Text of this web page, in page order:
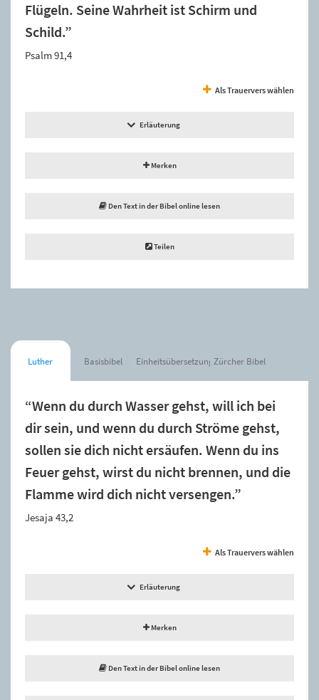
Flügeln. Seine Wahrheit ist Schirm und
Schild.”
Psalm 91,4
Als Trauervers wählen
Erläuterung
Merken
Den Text in der Bibel online lesen
Teilen
Luther Basisbibel Einheitsübersetzung Zürcher Bibel
“Wenn du durch Wasser gehst, will ich bei
dir sein, und wenn du durch Ströme gehst,
sollen sie dich nicht ersäufen. Wenn du ins
Feuer gehst, wirst du nicht brennen, und die
Flamme wird dich nicht versengen.”
Jesaja 43,2
Als Trauervers wählen
Erläuterung
Merken
Den Text in der Bibel online lesen